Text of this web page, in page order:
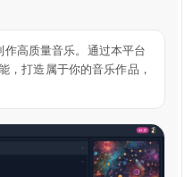
高质量音乐。通过本平台
，打造属于你的音乐作品，